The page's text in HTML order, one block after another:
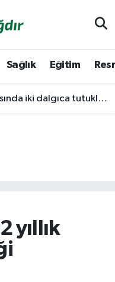
Sağlık Eğitim
iki dalgıca tutuklama
yıllık
Fikstür